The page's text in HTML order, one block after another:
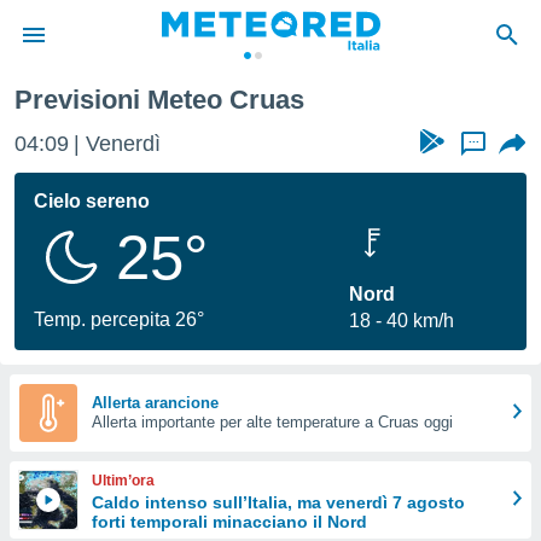
di
per
le
di
Web
le
Previsioni Meteo Cruas
04:09 Venerdì ...
Cielo sereno
25°
Temp. percepita 26°
Nord
18
40 km/h
Allerta arancione
Allerta importante per alte temperature a Cruas oggi
Ultim’ora
Caldo intenso sull’Italia, ma venerdì 7 agosto
forti temporali minacciano il Nord